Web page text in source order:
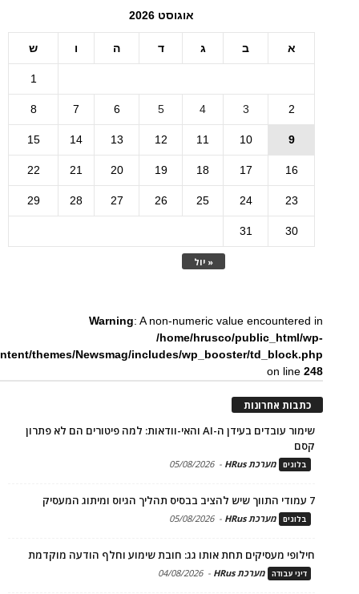
אוגוסט 2026
א ב ג ד ה ו ש
« יול
1
2
3
4
5
6
7
8
9
10
11
12
13
14
15
16
17
18
19
20
21
22
23
24
25
26
27
28
29
30
31
Warning: A non-numeric value encountered in
/home/hrusco/public_html/wp-
themes/Newsmag/includes/wp_booster/td_block.php
on line248
כתבות אחרונות
שימור עובדים בעידן ה-AI והאי-וודאות: למה פיטורים הם לא פתרון
קסם
בלוגים מערכת HRus -
05/08/2026
7 עמודי התווך שיש להציב בבסיס תהליך הגיוס ומיתוג המעסיק
בלוגים מערכת HRus -
05/08/2026
חילופי מעסיקים תחת אותו גג: חובת שימוע וחלף הודעה מוקדמת
דיני עבודה מערכת HRus -
04/08/2026